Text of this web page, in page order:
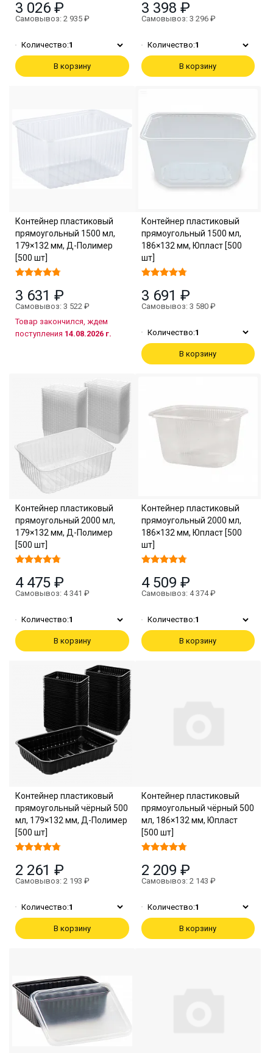
3 026 ₽
Самовывоз: 2 935 ₽
Количество:1
В корзину
3 398 ₽
Самовывоз: 3 296 ₽
Количество:1
В корзину
Контейнер пластиковый
прямоугольный 1500 мл,
179×132 мм, Д-Полимер
[500 шт]
3 631 ₽
Самовывоз: 3 522 ₽
Товар закончился, ждем
поступления 14.08.2026 г.
Контейнер пластиковый
прямоугольный 1500 мл,
186×132 мм, Юпласт [500
шт]
3 691 ₽
Самовывоз: 3 580 ₽
Количество:1
В корзину
Контейнер пластиковый
прямоугольный 2000 мл,
179×132 мм, Д-Полимер
[500 шт]
4 475 ₽
Самовывоз: 4 341 ₽
Количество:1
В корзину
Контейнер пластиковый
прямоугольный 2000 мл,
186×132 мм, Юпласт [500
шт]
4 509 ₽
Самовывоз: 4 374 ₽
Количество:1
В корзину
Контейнер пластиковый
прямоугольный чёрный 500
мл, 179×132 мм, Д-Полимер
[500 шт]
2 261 ₽
Самовывоз: 2 193 ₽
Количество:1
В корзину
Контейнер пластиковый
прямоугольный чёрный 500
мл, 186×132 мм, Юпласт
[500 шт]
2 209 ₽
Самовывоз: 2 143 ₽
Количество:1
В корзину